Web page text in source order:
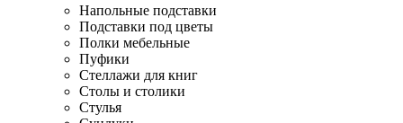
Напольные подставки
Подставки под цветы
Полки мебельные
Пуфики
Стеллажи для книг
Столы и столики
Стулья